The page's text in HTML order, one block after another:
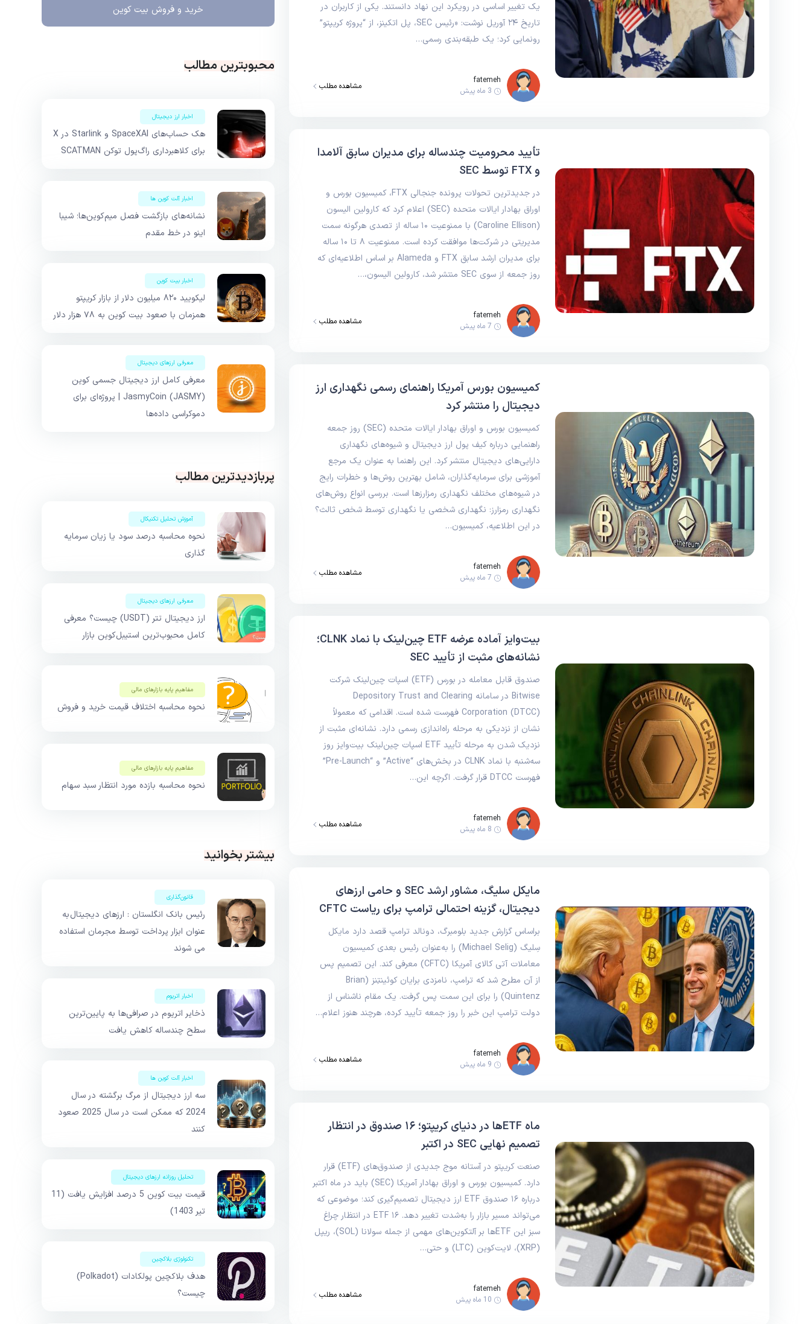
یک تغییر اساسی در رویکرد این نهاد دانستند. یکی از کاربران در
تاریخ ۲۴ آوریل نوشت: «رئیس SEC، پل اتکینز، از “پروژه کریپتو”
رونمایی کرد؛ یک طبقه‌بندی رسمی…
fatemeh
3 ماه پیش
مشاهده مطلب
تأیید محرومیت چندساله برای مدیران سابق آلامدا
و FTX توسط SEC
در جدیدترین تحولات پرونده جنجالی FTX، کمیسیون بورس و
اوراق بهادار ایالات متحده (SEC) اعلام کرد که کارولین الیسون
(Caroline Ellison) با ممنوعیت ۱۰ ساله از تصدی هرگونه سمت
مدیریتی در شرکت‌ها موافقت کرده است. ممنوعیت ۸ تا ۱۰ ساله
برای مدیران ارشد سابق FTX و Alameda بر اساس اطلاعیه‌ای که
روز جمعه از سوی SEC منتشر شد، کارولین الیسون،…
fatemeh
7 ماه پیش
مشاهده مطلب
کمیسیون بورس آمریکا راهنمای رسمی نگهداری ارز
دیجیتال را منتشر کرد
کمیسیون بورس و اوراق بهادار ایالات متحده (SEC) روز جمعه
راهنمایی درباره کیف پول ارز دیجیتال و شیوه‌های نگهداری
دارایی‌های دیجیتال منتشر کرد. این راهنما به عنوان یک مرجع
آموزشی برای سرمایه‌گذاران، شامل بهترین روش‌ها و خطرات رایج
در شیوه‌های مختلف نگهداری رمزارزها است. بررسی انواع روش‌های
نگهداری رمزارز: نگهداری شخصی یا نگهداری توسط شخص ثالث؟
در این اطلاعیه، کمیسیون…
fatemeh
7 ماه پیش
مشاهده مطلب
بیت‌وایز آماده عرضه ETF چین‌لینک با نماد CLNK؛
نشانه‌های مثبت از تأیید SEC
صندوق قابل معامله در بورس (ETF) اسپات چین‌لینک شرکت
Bitwise در سامانه Depository Trust and Clearing
Corporation (DTCC) فهرست شده است. اقدامی که معمولاً
نشان از نزدیکی به مرحله راه‌اندازی رسمی دارد. نشانه‌ای مثبت از
نزدیک شدن به مرحله تأیید ETF اسپات چین‌لینک بیت‌وایز روز
سه‌شنبه با نماد CLNK در بخش‌های “Active” و “Pre-Launch”
فهرست DTCC قرار گرفت. اگرچه این…
fatemeh
8 ماه پیش
مشاهده مطلب
مایکل سلیگ، مشاور ارشد SEC و حامی ارزهای
دیجیتال، گزینه احتمالی ترامپ برای ریاست CFTC
براساس گزارش جدید بلومبرگ، دونالد ترامپ قصد دارد مایکل
سِلیگ (Michael Selig) را به‌عنوان رئیس بعدی کمیسیون
معاملات آتی کالای آمریکا (CFTC) معرفی کند. این تصمیم پس
از آن مطرح شد که ترامپ، نامزدی برایان کوئینتِنز (Brian
Quintenz) را برای این سمت پس گرفت. یک مقام ناشناس از
دولت ترامپ این خبر را روز جمعه تأیید کرده، هرچند هنوز اعلام…
fatemeh
9 ماه پیش
مشاهده مطلب
ماه ETFها در دنیای کریپتو؛ ۱۶ صندوق در انتظار
تصمیم نهایی SEC در اکتبر
صنعت کریپتو در آستانه موج جدیدی از صندوق‌های (ETF) قرار
دارد. کمیسیون بورس و اوراق بهادار آمریکا (SEC) باید در ماه اکتبر
درباره ۱۶ صندوق ETF ارز دیجیتال تصمیم‌گیری کند؛ موضوعی که
می‌تواند مسیر بازار را به‌شدت تغییر دهد. ۱۶ ETF در انتظار چراغ
سبز این ETFها بر آلتکوین‌های مهمی از جمله سولانا (SOL)، ریپل
(XRP)، لایت‌کوین (LTC) و حتی…
fatemeh
10 ماه پیش
مشاهده مطلب
خرید و فروش بیت کوین
محبوبترین مطالب
اخبار ارز دیجیتال
هک حساب‌های SpaceXAI و Starlink در X
برای کلاهبرداری راگ‌پول توکن SCATMAN
اخبار آلت کوین ها
نشانه‌های بازگشت فصل میم‌کوین‌ها؛ شیبا
اینو در خط مقدم
اخبار بیت کوین
لیکویید ۸۲۰ میلیون دلار از بازار کریپتو
همزمان با صعود بیت کوین به ۷۸ هزار دلار
معرفی ارزهای دیجیتال
معرفی کامل ارز دیجیتال جسمی کوین
JasmyCoin (JASMY) | پروژه‌ای برای
دموکراسی داده‌ها
پربازدیدترین مطالب
آموزش تحلیل تکنیکال
نحوه محاسبه درصد سود یا زیان سرمایه
گذاری
معرفی ارزهای دیجیتال
ارز دیجیتال تتر (USDT) چیست؟ معرفی
کامل محبوب‌ترین استیبل‌کوین بازار
مفاهیم پایه بازار‌های مالی
نحوه محاسبه اختلاف قیمت خرید و فروش
مفاهیم پایه بازار‌های مالی
نحوه محاسبه بازده مورد انتظار سبد سهام
بیشتر بخوانید
قانون‌گذاری
رئیس بانک انگلستان : ارزهای دیجیتال به
عنوان ابزار پرداخت توسط مجرمان استفاده
می شوند
اخبار اتریوم
ذخایر اتریوم در صرافی‌ها به پایین‌ترین
سطح چندساله کاهش یافت
اخبار آلت کوین ها
سه ارز دیجیتال از مرگ برگشته در سال
2024 که ممکن است در سال 2025 صعود
کنند
تحلیل روزانه ارزهای دیجیتال
قیمت بیت کوین 5 درصد افزایش یافت (11
تیر 1403)
تکنولوژی بلاکچین
هدف بلاکچین پولکادات (Polkadot)
چیست؟